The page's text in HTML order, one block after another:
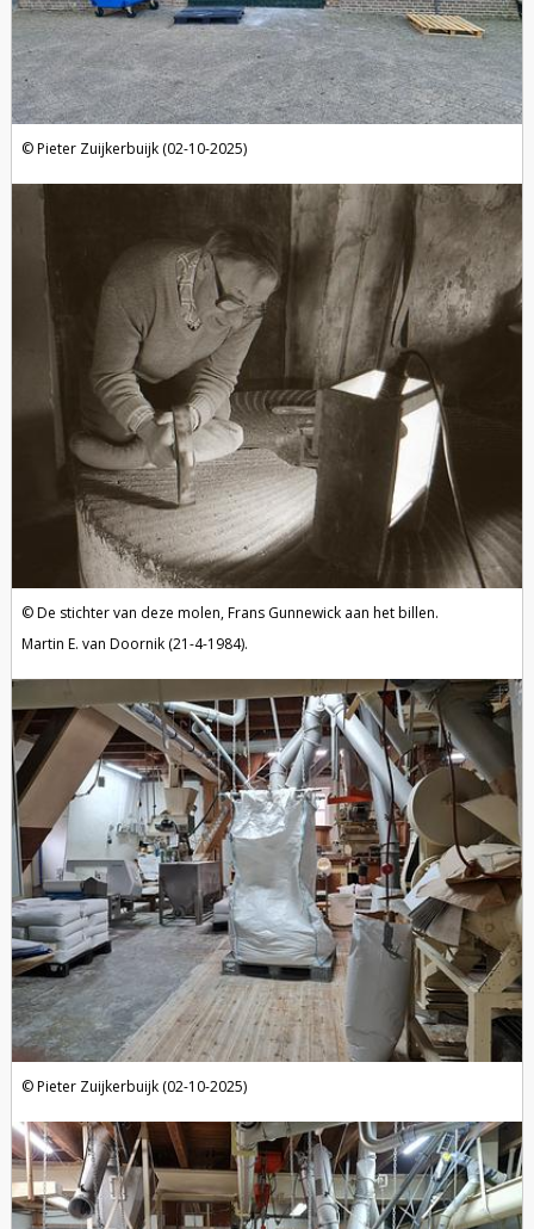
Pieter Zuijkerbuijk (02-10-2025)
De stichter van deze molen, Frans Gunnewick aan het billen.
Martin E. van Doornik (21-4-1984).
Pieter Zuijkerbuijk (02-10-2025)